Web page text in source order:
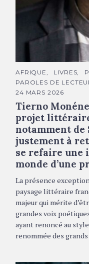
Thierno Monénenbo
C
T
É
O
R
I
E
S
AFRIQUE LIVRES
PAROLES DE
24 MARS 2026
Tierno
projet
notamment de
justement à
se refaire une
monde d’une
La présence
paysage littéraire
majeur qui mérite
grandes voix
ayant renoncé au
renommée des